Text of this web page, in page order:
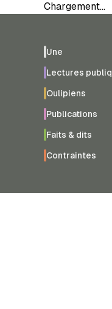
Chargement…
Une
Lectures
Oulipiens
Publications
Faits & dits
Contraintes